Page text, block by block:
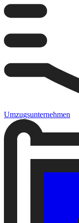
Umzugsunternehmen